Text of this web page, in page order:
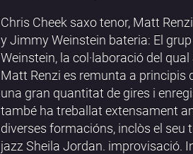
Chris Cheek saxo tenor, Matt
y Jimmy Weinstein bateria: El
Weinstein, la col·laboració del
Matt Renzi es remunta a principis
una gran quantitat de gires i
també ha treballat extensament
diverses formacións, inclòs el seu
jazz Sheila Jordan. improvisació.